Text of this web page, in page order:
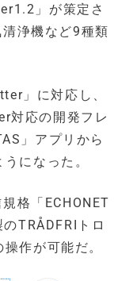
」が策定さ
浄機など9種類
」に対応し、
対応の開発フレ
」アプリから
になった。
格「ECHONET
TRÅDFRIトロ
作が可能だ。